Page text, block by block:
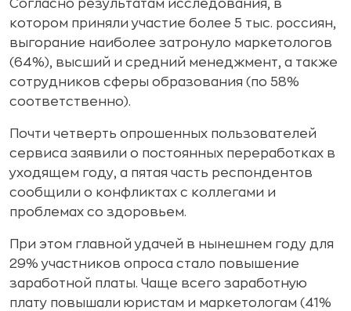
Согласно результатам исследования, в
котором приняли участие более 5 тыс. россиян,
выгорание наиболее затронуло маркетологов
(64%), высший и средний менеджмент, а также
сотрудников сферы образования (по 58%
соответственно).
Почти четверть опрошенных пользователей
сервиса заявили о постоянных переработках в
уходящем году, а пятая часть респондентов
сообщили о конфликтах с коллегами и
проблемах со здоровьем.
При этом главной удачей в нынешнем году для
29% участников опроса стало повышение
заработной платы. Чаще всего заработную
плату повышали юристам и маркетологам (41%